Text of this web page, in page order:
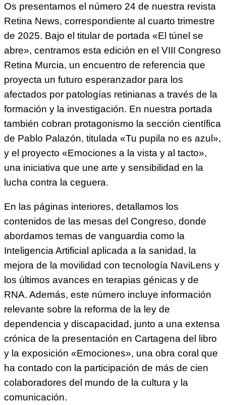
Os presentamos el número 24 de nuestra revista
Retina News, correspondiente al cuarto trimestre
de 2025. Bajo el titular de portada «El túnel se
abre», centramos esta edición en el VIII Congreso
Retina Murcia, un encuentro de referencia que
proyecta un futuro esperanzador para los
afectados por patologías retinianas a través de la
formación y la investigación. En nuestra portada
también cobran protagonismo la sección científica
de Pablo Palazón, titulada «Tu pupila no es azul»,
y el proyecto «Emociones a la vista y al tacto»,
una iniciativa que une arte y sensibilidad en la
lucha contra la ceguera.
En las páginas interiores, detallamos los
contenidos de las mesas del Congreso, donde
abordamos temas de vanguardia como la
Inteligencia Artificial aplicada a la sanidad, la
mejora de la movilidad con tecnología NaviLens y
los últimos avances en terapias génicas y de
RNA. Además, este número incluye información
relevante sobre la reforma de la ley de
dependencia y discapacidad, junto a una extensa
crónica de la presentación en Cartagena del libro
y la exposición «Emociones», una obra coral que
ha contado con la participación de más de cien
colaboradores del mundo de la cultura y la
comunicación.